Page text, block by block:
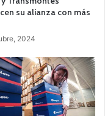
su alianza con más
2024